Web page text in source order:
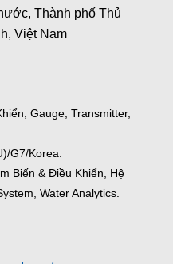
Thành phố Thủ
Việt Nam
Gauge, Transmitter,
G7/Korea.
Biến & Điều Khiển, Hệ
Water Analytics.